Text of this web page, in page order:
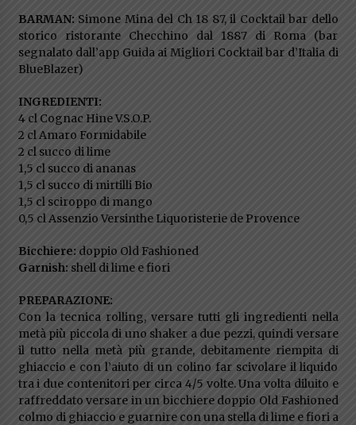
BARMAN: Simone Mina del Ch 18 87, il Cocktail bar dello
storico ristorante Checchino dal 1887 di Roma (bar
segnalato dall’app Guida ai Migliori Cocktail bar d’Italia di
BlueBlazer)
INGREDIENTI:
4 cl Cognac Hine V.S.O.P.
2 cl Amaro Formidabile
2 cl succo di lime
1,5 cl succo di ananas
1,5 cl succo di mirtilli Bio
1,5 cl sciroppo di mango
0,5 cl Assenzio Versinthe Liquoristerie de Provence
Bicchiere: doppio Old Fashioned
Garnish: shell di lime e fiori
PREPARAZIONE:
Con la tecnica rolling, versare tutti gli ingredienti nella
metà più piccola di uno shaker a due pezzi, quindi versare
il tutto nella metà più grande, debitamente riempita di
ghiaccio e con l’aiuto di un colino far scivolare il liquido
tra i due contenitori per circa 4/5 volte. Una volta diluito e
raffreddato versare in un bicchiere doppio Old Fashioned
colmo di ghiaccio e guarnire con una stella di lime e fiori a